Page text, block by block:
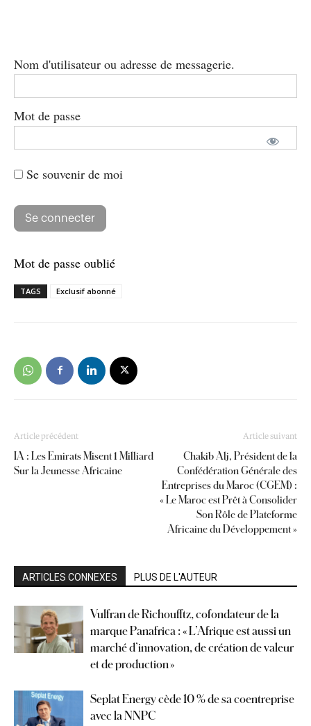
Nom d'utilisateur ou adresse de messagerie.
Mot de passe
Se souvenir de moi
Mot de passe oublié
TAGS Exclusif abonné
Article précédent
IA : Les Emirats Misent 1 Milliard
Sur la Jeunesse Africaine
Article suivant
Chakib Alj, Président de la
Confédération Générale des
Entreprises du Maroc (CGEM) :
« Le Maroc est Prêt à Consolider
Son Rôle de Plateforme
Africaine du Développement »
ARTICLES CONNEXES PLUS DE L'AUTEUR
Vulfran de Richoufftz, cofondateur de la
marque Panafrica : « L’Afrique est aussi un
marché d’innovation, de création de valeur
et de production »
Seplat Energy cède 10 % de sa coentreprise
avec la NNPC